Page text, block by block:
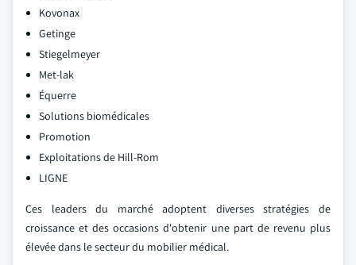
Kovonax
Getinge
Stiegelmeyer
Met-lak
Équerre
Solutions biomédicales
Promotion
Exploitations de Hill-Rom
LIGNE
Ces leaders du marché adoptent diverses stratégies de
croissance et des occasions d'obtenir une part de revenu plus
élevée dans le secteur du mobilier médical.